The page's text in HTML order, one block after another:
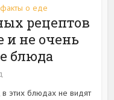
о еде
рецептов
и не очень
блюда
этих блюдах не видят